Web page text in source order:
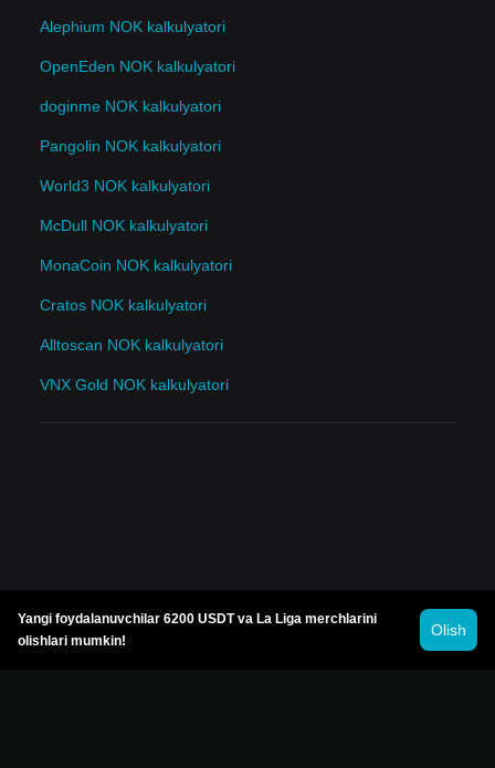
Alephium NOK kalkulyatori
OpenEden NOK kalkulyatori
doginme NOK kalkulyatori
Pangolin NOK kalkulyatori
World3 NOK kalkulyatori
McDull NOK kalkulyatori
MonaCoin NOK kalkulyatori
Cratos NOK kalkulyatori
Alltoscan NOK kalkulyatori
VNX Gold NOK kalkulyatori
Yangi foydalanuvchilar 6200 USDT va La Liga merchlarini
olishlari mumkin!
Olish